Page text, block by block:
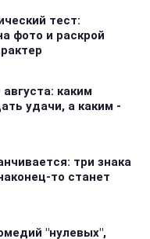
тест:
фото и раскрой
каким
удачи, а каким -
три знака
то станет
"нулевых",